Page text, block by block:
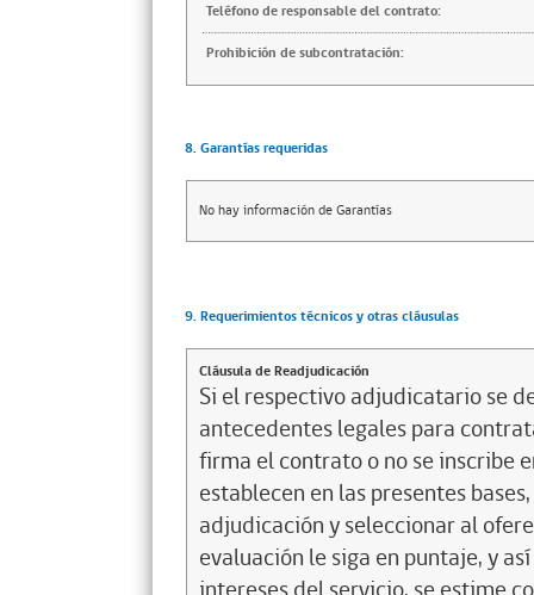
Teléfono de responsable del contrato:
Prohibición de subcontratación:
8. Garantías requeridas
No hay información de Garantías
9. Requerimientos técnicos y otras cláusulas
Cláusula de Readjudicación
Si el respectivo adjudicatario se
antecedentes legales para
firma el contrato o no se inscribe
establecen en las presentes
adjudicación y seleccionar al
evaluación le siga en puntaje, y